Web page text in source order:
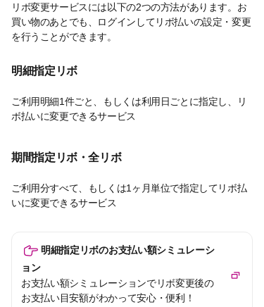
リボ変更サービスには以下の2つの方法があります。お
買い物のあとでも、ログインしてリボ払いの設定・変更
を行うことができます。
明細指定リボ
ご利用明細1件ごと、もしくは利用日ごとに指定し、リ
ボ払いに変更できるサービス
期間指定リボ・全リボ
ご利用分すべて、もしくは1ヶ月単位で指定してリボ払
いに変更できるサービス
明細指定リボのお支払い額シミュレーシ
ョン
お支払い額シミュレーションでリボ変更後の
お支払い目安額がわかって安心・便利！